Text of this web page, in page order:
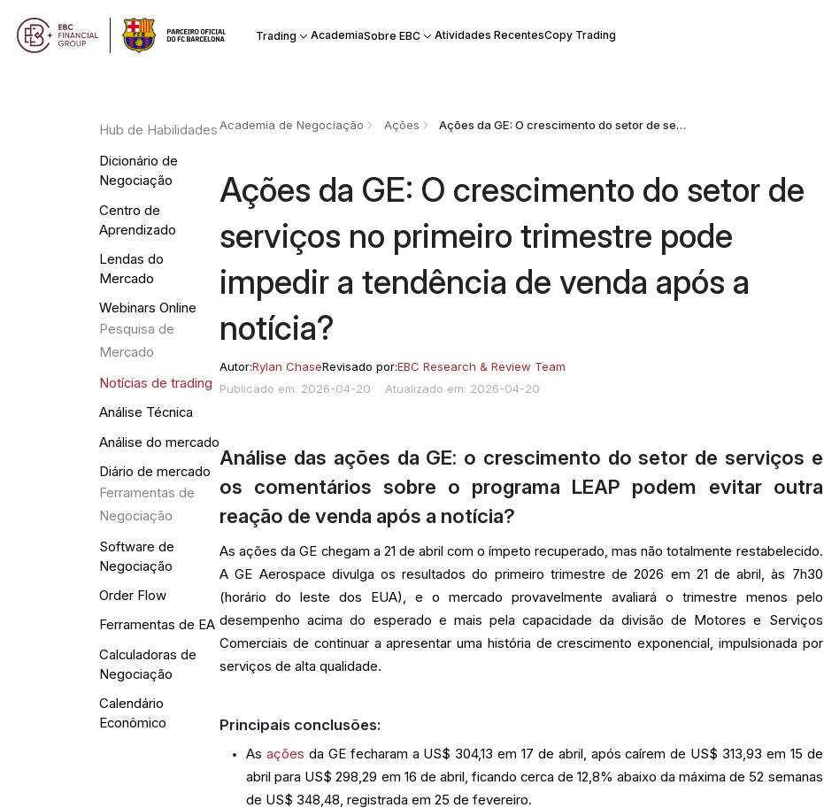
Trading AcademiaSobre EBC Atividades RecentesCopy Trading
Hub de Habilidades
Dicionário de
Negociação
Centro de
Aprendizado
Lendas do
Mercado
Webinars Online
Pesquisa de
Mercado
Notícias de trading
Análise Técnica
Análise do mercado
Diário de mercado
Ferramentas de
Negociação
Software de
Negociação
Order Flow
Ferramentas de EA
Calculadoras de
Negociação
Calendário
Econômico
Academia de Negociação Ações Ações da GE: O crescimento do setor de serviços no primeiro trimestre pode impedir a tendência de venda após a notícia?
Ações da GE: O crescimento do setor de
serviços no primeiro trimestre pode
impedir a tendência de venda após a
notícia?
Autor:Rylan ChaseRevisado por:EBC Research & Review Team
Publicado em: 2026-04-20
Atualizado em: 2026-04-20
Análise das ações da GE: o crescimento do setor de serviços e
os comentários sobre o programa LEAP podem evitar outra
reação de venda após a notícia?
As ações da GE chegam a 21 de abril com o ímpeto recuperado, mas não totalmente restabelecido.
A GE Aerospace divulga os resultados do primeiro trimestre de 2026 em 21 de abril, às 7h30
(horário do leste dos EUA), e o mercado provavelmente avaliará o trimestre menos pelo
desempenho acima do esperado e mais pela capacidade da divisão de Motores e Serviços
Comerciais de continuar a apresentar uma história de crescimento exponencial, impulsionada por
serviços de alta qualidade.
Principais conclusões:
Asações da GE fecharam a US$ 304,13 em 17 de abril, após caírem de US$ 313,93 em 15 de
abril para US$ 298,29 em 16 de abril, ficando cerca de 12,8% abaixo da máxima de 52 semanas
de US$ 348,48, registrada em 25 de fevereiro.